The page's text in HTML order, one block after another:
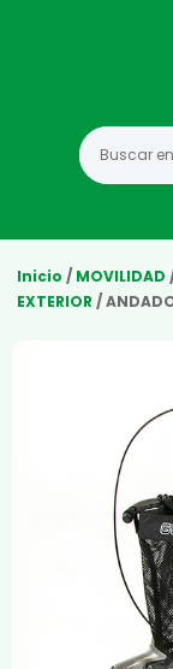
Movilidad
Mastectomia
Compresión
Fabricación a
Inicio / MOVILIDAD
EXTERIOR /